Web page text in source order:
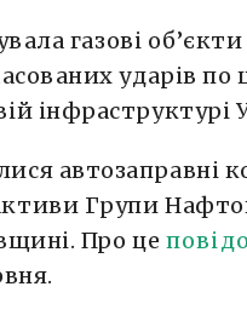
газові
ударів по
інфраструктурі
автозаправні
Групи
Про це